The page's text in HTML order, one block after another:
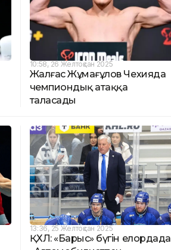
10:58, 26 Желтоқсан 2025
Жалғас Жұмағұлов Чехияда
чемпиондық атаққа
таласады
13:36, 25 Желтоқсан 2025
ҚХЛ: «Барыс» бүгін елордада